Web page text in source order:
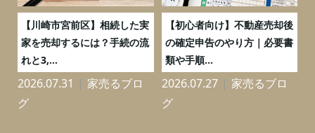
【川崎市宮前区】相続した実
家を売却するには？手続の流
れと3,...
2026.07.31
家売るブロ
グ
【初心者向け】不動産売却後
の確定申告のやり方｜必要書
類や手順...
2026.07.27
家売るブロ
グ